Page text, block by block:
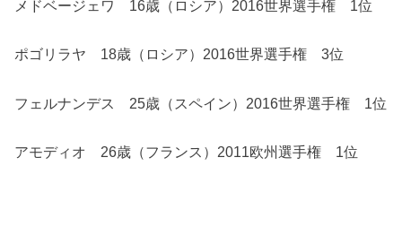
メドベージェワ 16歳（ロシア）2016世界選手権 1位
ポゴリラヤ 18歳（ロシア）2016世界選手権 3位
フェルナンデス 25歳（スペイン）2016世界選手権 1位
アモディオ 26歳（フランス）2011欧州選手権 1位